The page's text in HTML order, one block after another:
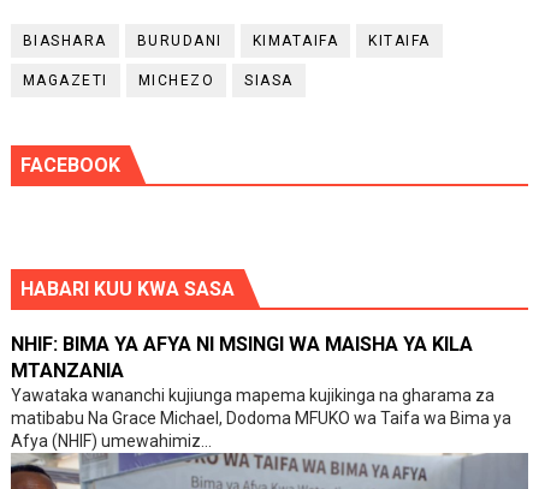
BIASHARA BURUDANI KIMATAIFA KITAIFA
MAGAZETI MICHEZO SIASA
FACEBOOK
HABARI KUU KWA SASA
NHIF: BIMA YA AFYA NI MSINGI WA MAISHA YA KILA
MTANZANIA
Yawataka wananchi kujiunga mapema kujikinga na gharama za
matibabu Na Grace Michael, Dodoma MFUKO wa Taifa wa Bima ya
Afya (NHIF) umewahimiz...